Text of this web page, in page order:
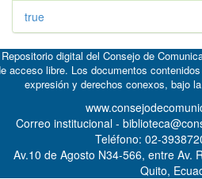
true
digital del Consejo de
acceso libre. Los documentos
expresión y derechos conexos, bajo
Correo institucional -
Teléfono: 02-
Av.10 de Agosto N34-566, entre Av.
Quito,